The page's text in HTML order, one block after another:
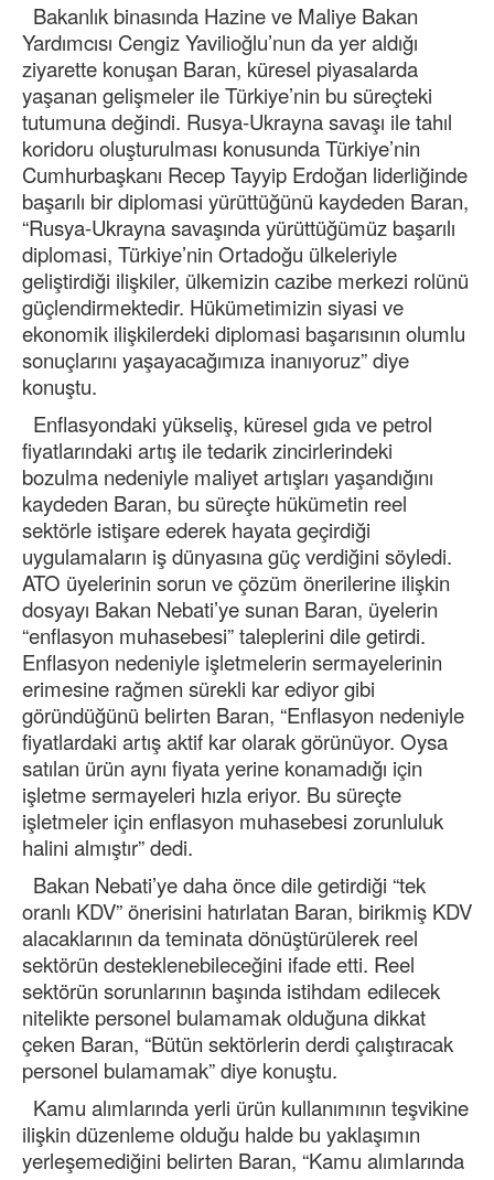
Bakanlık binasında Hazine ve Maliye Bakan
Yardımcısı Cengiz Yavilioğlu’nun da yer aldığı
ziyarette konuşan Baran, küresel piyasalarda
yaşanan gelişmeler ile Türkiye’nin bu süreçteki
tutumuna değindi. Rusya-Ukrayna savaşı ile tahıl
koridoru oluşturulması konusunda Türkiye’nin
Cumhurbaşkanı Recep Tayyip Erdoğan liderliğinde
başarılı bir diplomasi yürüttüğünü kaydeden Baran,
“Rusya-Ukrayna savaşında yürüttüğümüz başarılı
diplomasi, Türkiye’nin Ortadoğu ülkeleriyle
geliştirdiği ilişkiler, ülkemizin cazibe merkezi rolünü
güçlendirmektedir. Hükümetimizin siyasi ve
ekonomik ilişkilerdeki diplomasi başarısının olumlu
sonuçlarını yaşayacağımıza inanıyoruz” diye
konuştu.
Enflasyondaki yükseliş, küresel gıda ve petrol
fiyatlarındaki artış ile tedarik zincirlerindeki
bozulma nedeniyle maliyet artışları yaşandığını
kaydeden Baran, bu süreçte hükümetin reel
sektörle istişare ederek hayata geçirdiği
uygulamaların iş dünyasına güç verdiğini söyledi.
ATO üyelerinin sorun ve çözüm önerilerine ilişkin
dosyayı Bakan Nebati’ye sunan Baran, üyelerin
“enflasyon muhasebesi” taleplerini dile getirdi.
Enflasyon nedeniyle işletmelerin sermayelerinin
erimesine rağmen sürekli kar ediyor gibi
göründüğünü belirten Baran, “Enflasyon nedeniyle
fiyatlardaki artış aktif kar olarak görünüyor. Oysa
satılan ürün aynı fiyata yerine konamadığı için
işletme sermayeleri hızla eriyor. Bu süreçte
işletmeler için enflasyon muhasebesi zorunluluk
halini almıştır” dedi.
Bakan Nebati’ye daha önce dile getirdiği “tek
oranlı KDV” önerisini hatırlatan Baran, birikmiş KDV
alacaklarının da teminata dönüştürülerek reel
sektörün desteklenebileceğini ifade etti. Reel
sektörün sorunlarının başında istihdam edilecek
nitelikte personel bulamamak olduğuna dikkat
çeken Baran, “Bütün sektörlerin derdi çalıştıracak
personel bulamamak” diye konuştu.
Kamu alımlarında yerli ürün kullanımının teşvikine
ilişkin düzenleme olduğu halde bu yaklaşımın
yerleşemediğini belirten Baran, “Kamu alımlarında